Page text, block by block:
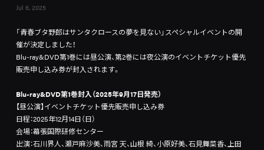
Jul 6, 2025
「青春ブタ野郎はサンタクロースの夢を見ない」スペシャルイベントの開
催が決定しました！
Blu-ray&DVD第1巻には昼公演、第2巻には夜公演のイベントチケット優先
販売申し込み券が封入されます。
Blu-ray&DVD第1巻封入（2025年9月17日発売）
【昼公演】イベントチケット優先販売申し込み券
日程：2025年12月14日（日）
会場：幕張国際研修センター
出演：石川界人、瀬戸麻沙美、雨宮 天、山根 綺、小原好美、石見舞菜香、上田